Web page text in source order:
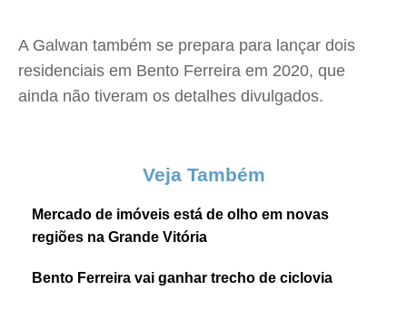
A Galwan também se prepara para lançar dois
residenciais em Bento Ferreira em 2020, que
ainda não tiveram os detalhes divulgados.
Veja Também
Mercado de imóveis está de olho em novas
regiões na Grande Vitória
Bento Ferreira vai ganhar trecho de ciclovia